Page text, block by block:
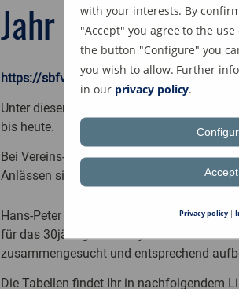
Jahr XX?
https://sbfv.de/service/publi/tabellen
Unter diesem Link finden Sie die
bis heute.
Bei Vereins- und Mannschaftsjubiläen,
Anlässen sicherlich ein gutes
Hans-Peter Eicher und an Herrn Robert
für das 30jährige Vereinsjubiläum
zusammengesucht und entsprechend
Die Tabellen findet Ihr in nachfolgendem
with your interests. By
"Accept" you agree to the
the button "Configure" you
you wish to allow. Further
in our privacy policy.
Accept
Privacy policy |